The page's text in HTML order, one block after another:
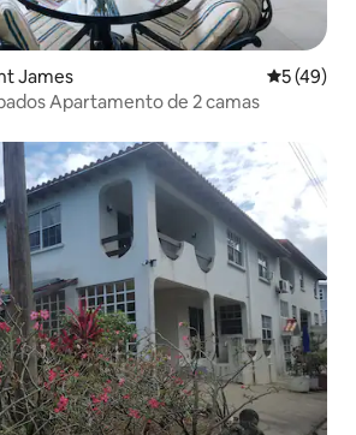
James 5 de uma
5 (49)
Apartamento de 2 camas